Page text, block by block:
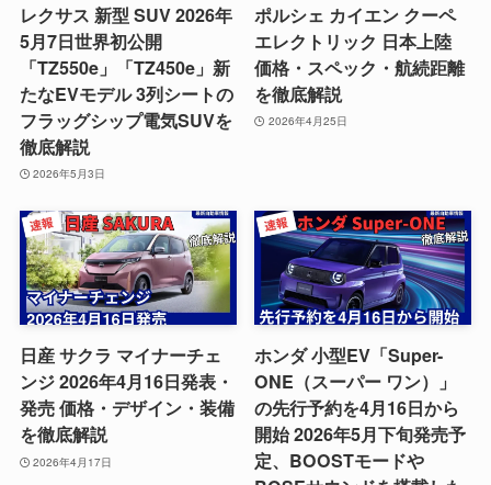
レクサス 新型 SUV 2026年
5月7日世界初公開
「TZ550e」「TZ450e」新
たなEVモデル 3列シートの
フラッグシップ電気SUVを
徹底解説
2026年5月3日
ポルシェ カイエン クーペ
エレクトリック 日本上陸
価格・スペック・航続距離
を徹底解説
2026年4月25日
日産 サクラ マイナーチェ
ンジ 2026年4月16日発表・
発売 価格・デザイン・装備
を徹底解説
2026年4月17日
ホンダ 小型EV「Super-
ONE（スーパー ワン）」
の先行予約を4月16日から
開始 2026年5月下旬発売予
定、BOOSTモードや